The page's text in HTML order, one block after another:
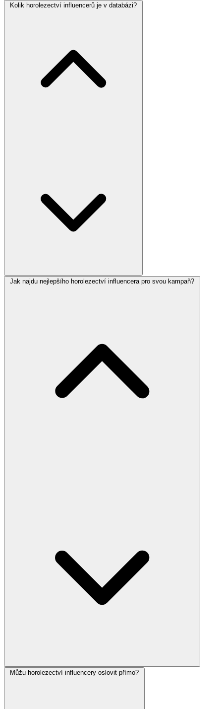
Kolik horolezectví influencerů je v databázi?
Jak najdu nejlepšího horolezectví influencera pro svou kampaň?
Můžu horolezectví influencery oslovit přímo?